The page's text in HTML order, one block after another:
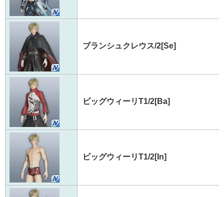
ブランシュクレウス/2[Se]
ビッグウィーリT1/2[Ba]
ビッグウィーリT1/2[In]